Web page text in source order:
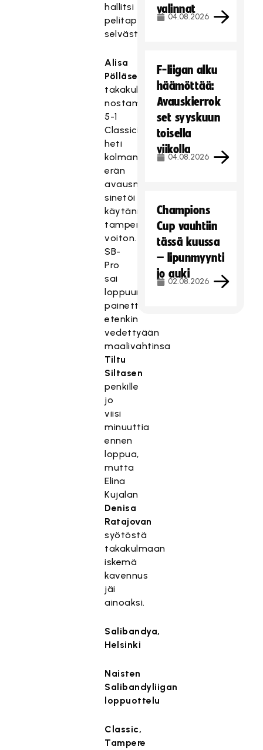
hallitsi
pelitapahtumia
selvästi.
Alisa
Pölläsen
takakulmalta
nostama
5-1
Classicille
heti
kolmannen
erän
avausminuutilla
sinetöi
käytännössä
tamperelaisten
voiton.
SB-
Pro
sai
loppuun
painetta
etenkin
vedettyään
maalivahtinsa
Tiltu
Siltasen
penkille
jo
viisi
minuuttia
ennen
loppua,
mutta
Elina
Kujalan
Denisa
Ratajovan
syötöstä
takakulmaan
iskemä
kavennus
jäi
ainoaksi.
Salibandya,
Helsinki
Naisten
Salibandyliigan
loppuottelu
Classic,
Tampere
valinnat
04.08.2026
F-liigan alku
häämöttää:
Avauskierrok
set syyskuun
toisella
viikolla
04.08.2026
Champions
Cup vauhtiin
tässä kuussa
– lipunmyynti
jo auki
02.08.2026